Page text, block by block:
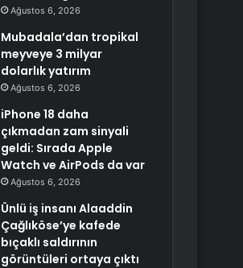
Ağustos 6, 2026
Mubadala’dan tropikal
meyveye 3 milyar
dolarlık yatırım
Ağustos 6, 2026
iPhone 18 daha
çıkmadan zam sinyali
geldi: Sırada Apple
Watch ve AirPods da var
Ağustos 6, 2026
Ünlü iş insanı Alaaddin
Çağlıköse’ye kafede
bıçaklı saldırının
görüntüleri ortaya çıktı